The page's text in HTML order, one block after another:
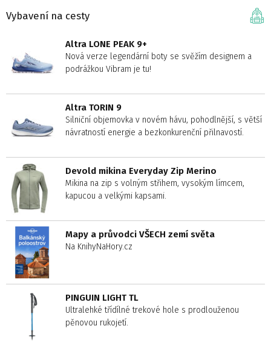
Vybavení na cesty
Altra LONE PEAK 9+
Nová verze legendární boty se svěžím designem a
podrážkou Vibram je tu!
Altra TORIN 9
Silniční objemovka v novém hávu, pohodlnější, s větší
návratností energie a bezkonkurenční přilnavostí.
Devold mikina Everyday Zip Merino
Mikina na zip s volným střihem, vysokým límcem,
kapucou a velkými kapsami.
Mapy a průvodci VŠECH zemí světa
Na KnihyNaHory.cz
PINGUIN LIGHT TL
Ultralehké třídílné trekové hole s prodlouženou
pěnovou rukojetí.